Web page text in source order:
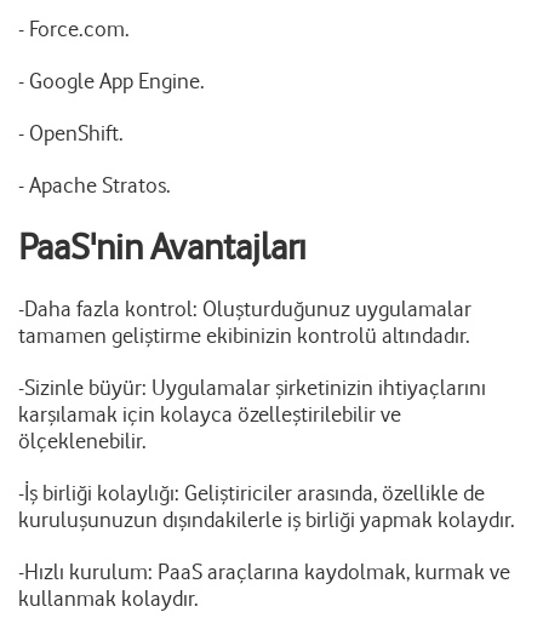
- Force.com.
- Google App Engine.
- OpenShift.
- Apache Stratos.
PaaS'nin Avantajları
-Daha fazla kontrol: Oluşturduğunuz uygulamalar
tamamen geliştirme ekibinizin kontrolü altındadır.
-Sizinle büyür: Uygulamalar şirketinizin ihtiyaçlarını
karşılamak için kolayca özelleştirilebilir ve
ölçeklenebilir.
-İş birliği kolaylığı: Geliştiriciler arasında, özellikle de
kuruluşunuzun dışındakilerle iş birliği yapmak kolaydır.
-Hızlı kurulum: PaaS araçlarına kaydolmak, kurmak ve
kullanmak kolaydır.